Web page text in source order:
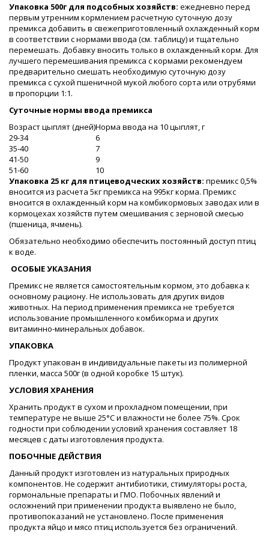
Упаковка 500г для подсобных хозяйств: ежедневно перед
первым утренним кормлением расчетную суточную дозу
премикса добавить в свежеприготовленный охлажденный корм
в соответствии с нормами ввода (см. таблицу) и тщательно
перемешать. Добавку вносить только в охлажденный корм. Для
лучшего перемешивания премикса с кормами рекомендуем
предварительно смешать необходимую суточную дозу
премикса с сухой пшеничной мукой любого сорта или отрубями
в пропорции 1:1.
Суточные нормы ввода премикса
Возраст цыплят (дней)Норма ввода на 10 цыплят, г
29-34
6
35-40
7
41-50
9
51-60
10
Упаковка 25 кг для птицеводческих хозяйств: премикс 0,5%
вносится из расчета 5кг премикса на 995кг корма. Премикс
вносится в охлажденный корм на комбикормовых заводах или в
кормоцехах хозяйств путем смешивания с зерновой смесью
(пшеница, ячмень).
Обязательно необходимо обеспечить постоянный доступ птиц
к воде.
ОСОБЫЕ УКАЗАНИЯ
Премикс не является самостоятельным кормом, это добавка к
основному рациону. Не использовать для других видов
животных. На период применения премикса не требуется
использование промышленного комбикорма и других
витаминно-минеральных добавок.
УПАКОВКА
Продукт упакован в индивидуальные пакеты из полимерной
пленки, масса 500г (в одной коробке 15 штук).
УСЛОВИЯ ХРАНЕНИЯ
Хранить продукт в сухом и прохладном помещении, при
температуре не выше 25°С и влажности не более 75%. Срок
годности при соблюдении условий хранения составляет 18
месяцев с даты изготовления продукта.
ПОБОЧНЫЕ ДЕЙСТВИЯ
Данный продукт изготовлен из натуральных природных
компонентов. Не содержит антибиотики, стимуляторы роста,
гормональные препараты и ГМО. Побочных явлений и
осложнений при применении продукта выявлено не было,
противопоказаний не установлено. После применения
продукта яйцо и мясо птиц используется без ограничений.